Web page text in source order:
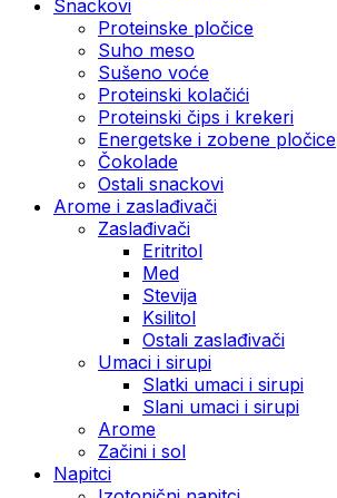
Snackovi
Proteinske pločice
Suho meso
Sušeno voće
Proteinski kolačići
Proteinski čips i krekeri
Energetske i zobene pločice
Čokolade
Ostali snackovi
Arome i zaslađivači
Zaslađivači
Eritritol
Med
Stevija
Ksilitol
Ostali zaslađivači
Umaci i sirupi
Slatki umaci i sirupi
Slani umaci i sirupi
Arome
Začini i sol
Napitci